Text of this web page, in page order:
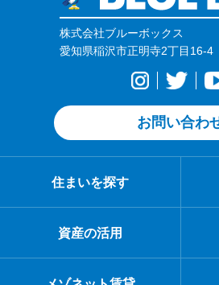
株式会社ブルーボックス
愛知県稲沢市正明寺2丁目16-4
お問い合わ
住まいを探す
資産の活用